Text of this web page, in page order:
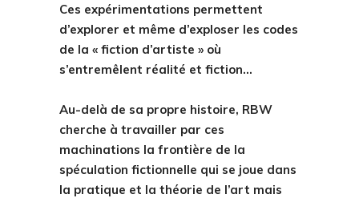
Ces expérimentations permettent
d’explorer et même d’exploser les codes
de la « fiction d’artiste » où
s’entremêlent réalité et fiction…
Au-delà de sa propre histoire, RBW
cherche à travailler par ces
machinations la frontière de la
spéculation fictionnelle qui se joue dans
la pratique et la théorie de l’art mais